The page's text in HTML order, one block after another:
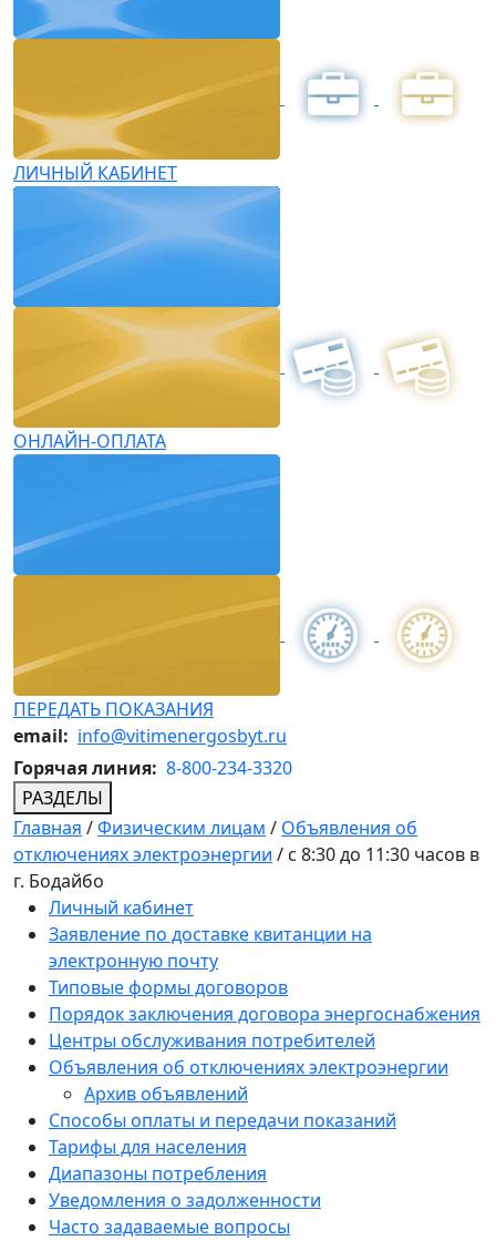
ЛИЧНЫЙ КАБИНЕТ
ОНЛАЙН-ОПЛАТА
ПЕРЕДАТЬ ПОКАЗАНИЯ
email: info@vitimenergosbyt.ru
Горячая линия: 8-800-234-3320
РАЗДЕЛЫ
Главная /Физическим лицам / Объявления об
отключениях электроэнергии / с 8:30 до 11:30 часов в
г. Бодайбо
Личный кабинет
Заявление по доставке квитанции на
электронную почту
Типовые формы договоров
Порядок заключения договора энергоснабжения
Центры обслуживания потребителей
Объявления об отключениях электроэнергии
Архив объявлений
Способы оплаты и передачи показаний
Тарифы для населения
Диапазоны потребления
Уведомления о задолженности
Часто задаваемые вопросы